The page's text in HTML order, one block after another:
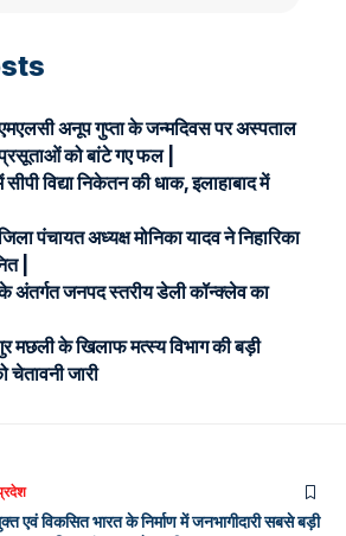
अनूप गुप्ता के जन्मदिवस पर अस्पताल
को बांटे गए फल |
विद्या निकेतन की धाक, इलाहाबाद में
पंचायत अध्यक्ष मोनिका यादव ने निहारिका
|
के अंतर्गत जनपद स्तरीय डेली कॉन्क्लेव का
मछली के खिलाफ मत्स्य विभाग की बड़ी
चेतावनी जारी
एवं विकसित भारत के निर्माण में जनभागीदारी सबसे बड़ी